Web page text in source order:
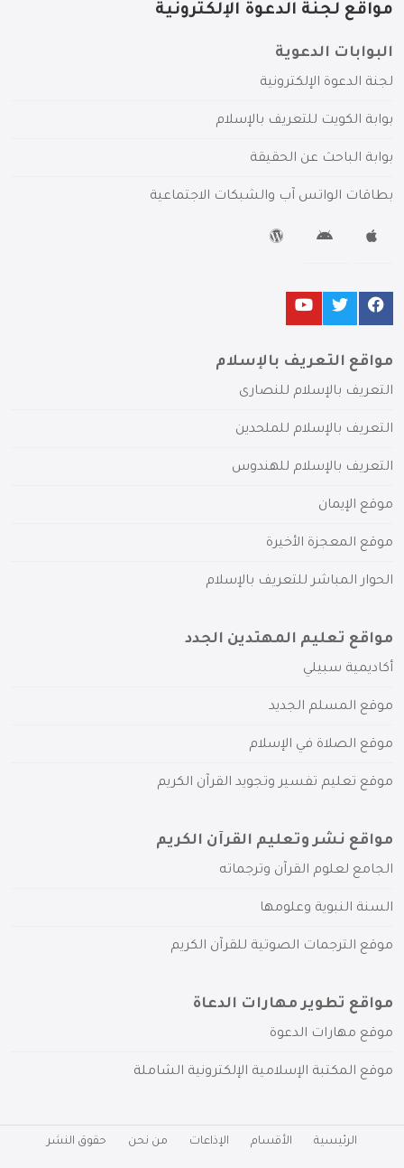
مواقع لجنة الدعوة الإلكترونية
البوابات الدعوية
لجنة الدعوة الإلكترونية
بوابة الكويت للتعريف بالإسلام
بوابة الباحث عن الحقيقة
بطاقات الواتس آب والشبكات الاجتماعية
مواقع التعريف بالإسلام
التعريف بالإسلام للنصارى
التعريف بالإسلام للملحدين
التعريف بالإسلام للهندوس
موقع الإيمان
موقع المعجزة الأخيرة
الحوار المباشر للتعريف بالإسلام
مواقع تعليم المهتدين الجدد
أكاديمية سبيلي
موقع المسلم الجديد
موقع الصلاة في الإسلام
موقع تعليم تفسير وتجويد القرآن الكريم
مواقع نشر وتعليم القرآن الكريم
الجامع لعلوم القرآن وترجماته
السنة النبوية وعلومها
موقع الترجمات الصوتية للقرآن الكريم
مواقع تطوير مهارات الدعاة
موقع مهارات الدعوة
موقع المكتبة الإسلامية الإلكترونية الشاملة
الرئيسية الأقسام الإذاعات من نحن حقوق النشر